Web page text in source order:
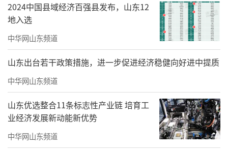
《两河号子吼起来》
2024中国县域经济百强县发布，山东12
地入选
中华网山东频道
山东出台若干政策措施，进一步促进经济稳健向好进中提质
中华网山东频道
山东优选整合11条标志性产业链 培育工
业经济发展新动能新优势
中华网山东频道